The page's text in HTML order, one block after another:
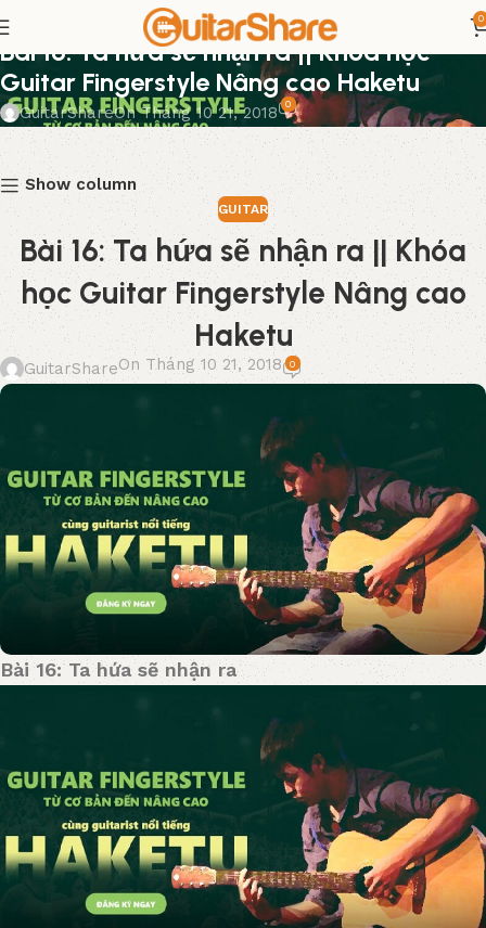
0
GUITAR
Bài 16: Ta hứa sẽ nhận ra || Khóa học
Guitar Fingerstyle Nâng cao Haketu
GuitarShareOn Tháng 10 21, 2018 0
Show column
GUITAR
Bài 16: Ta hứa sẽ nhận ra || Khóa
học Guitar Fingerstyle Nâng cao
Haketu
GuitarShareOn Tháng 10 21, 2018 0
Bài 16: Ta hứa sẽ nhận ra